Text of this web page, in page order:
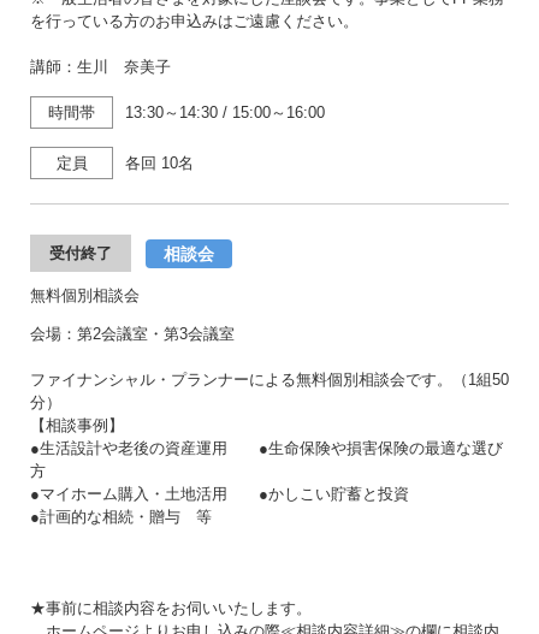
を行っている方のお申込みはご遠慮ください。
講師：生川 奈美子
時間帯 13:30～14:30 / 15:00～16:00
定員 各回 10名
受付終了 相談会
無料個別相談会
会場：第2会議室・第3会議室
ファイナンシャル・プランナーによる無料個別相談会です。（1組50
分）
【相談事例】
●生活設計や老後の資産運用 ●生命保険や損害保険の最適な選び
方
●マイホーム購入・土地活用 ●かしこい貯蓄と投資
●計画的な相続・贈与 等
★事前に相談内容をお伺いいたします。